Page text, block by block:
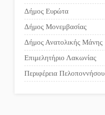
Δήμος Ευρώτα
Δήμος Μονεμβασίας
Δήμος Ανατολικής Μάνης
Επιμελητήριο Λακωνίας
Περιφέρεια Πελοποννήσου